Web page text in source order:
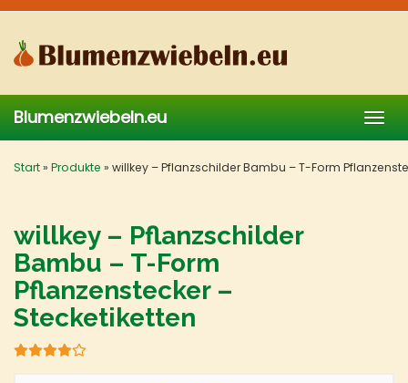
Skip
main
content
Blumenzwiebeln.eu
Start» Produkte » willkey – Pflanzschilder Bambu – T-Form
willkey – Pflanzschilder
Bambu – T-Form
Pflanzenstecker –
Stecketiketten